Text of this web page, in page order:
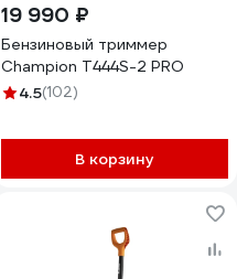
19 990 ₽
Бензиновый триммер
Champion T444S-2 PRO
4.5(102)
В корзину